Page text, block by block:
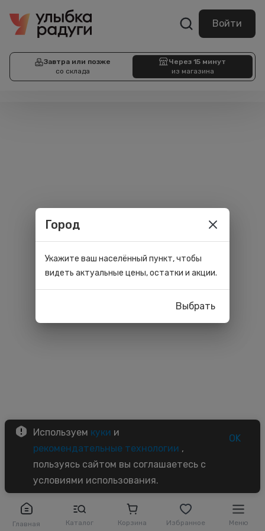
Войти
Завтра или позже
со склада
Через 15 минут
из магазина
Главная Каталог Корзина Избранное Меню
Используем куки и
рекомендательные технологии ,
пользуясь сайтом вы соглашаетесь с
условиями использования.
OK
Город
Укажите ваш населённый пункт, чтобы
видеть актуальные цены, остатки и акции.
Выбрать